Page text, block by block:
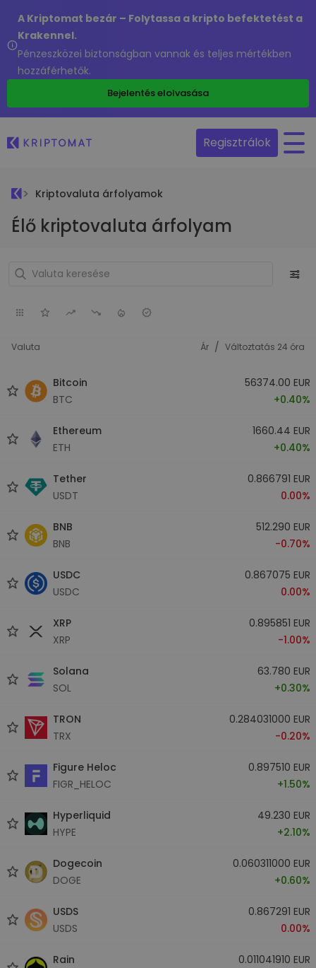
A Kriptomat bezár – Folytassa a kripto befektetést a
Krakennel.
Pénzeszközei biztonságban vannak és teljes mértékben
hozzáférhetők.
Bejelentés elolvasása
Regisztrálok
Kriptovaluta árfolyamok
Élő kriptovaluta árfolyam
Valuta Ár / Változtatás 24 óra
Bitcoin
BTC
56374.00 EUR
+0.40%
Ethereum
ETH
1660.44 EUR
+0.40%
Tether
USDT
0.866791 EUR
0.00%
BNB
BNB
512.290 EUR
-0.70%
USDC
USDC
0.867075 EUR
0.00%
XRP
XRP
0.895851 EUR
-1.00%
Solana
SOL
63.780 EUR
+0.30%
TRON
TRX
0.284031000 EUR
-0.20%
Figure Heloc
FIGR_HELOC
0.897510 EUR
+1.50%
Hyperliquid
HYPE
49.230 EUR
+2.10%
Dogecoin
DOGE
0.060311000 EUR
+0.60%
USDS
USDS
0.867291 EUR
0.00%
Rain
0.011041910 EUR